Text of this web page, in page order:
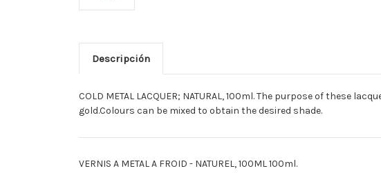
Descripción
COLD METAL LACQUER; NATURAL, 100ml. The purpose of these
gold.Colours can be mixed to obtain the desired shade.
VERNIS A METAL A FROID - NATUREL, 100ML 100ml.